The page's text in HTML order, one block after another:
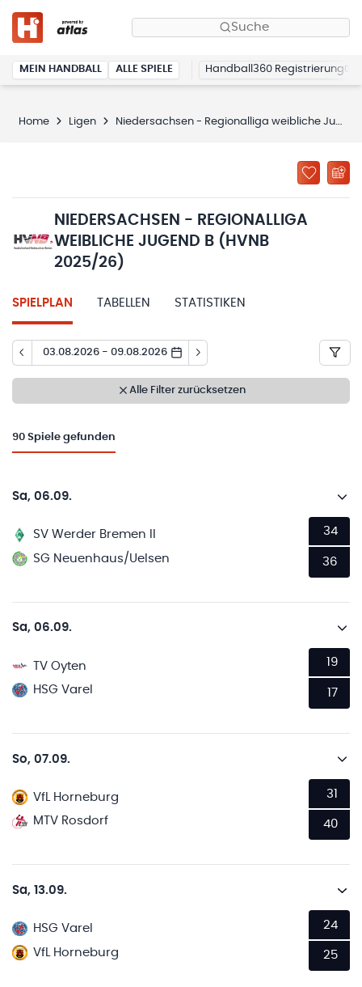
Suche
MEIN HANDBALL ALLE SPIELE Handball360 Registrierung
Home Ligen Niedersachsen - Regionalliga weibliche Jugend B (HVNB 2025/26)
NIEDERSACHSEN - REGIONALLIGA
WEIBLICHE JUGEND B (HVNB
2025/26)
SPIELPLAN TABELLEN STATISTIKEN
03.08.2026 - 09.08.2026
Alle Filter zurücksetzen
90 Spiele gefunden
Sa, 06.09.
SV Werder Bremen II
SG Neuenhaus/Uelsen
34
36
Sa, 06.09.
TV Oyten
HSG Varel
19
17
So, 07.09.
VfL Horneburg
MTV Rosdorf
31
40
Sa, 13.09.
HSG Varel
VfL Horneburg
24
25